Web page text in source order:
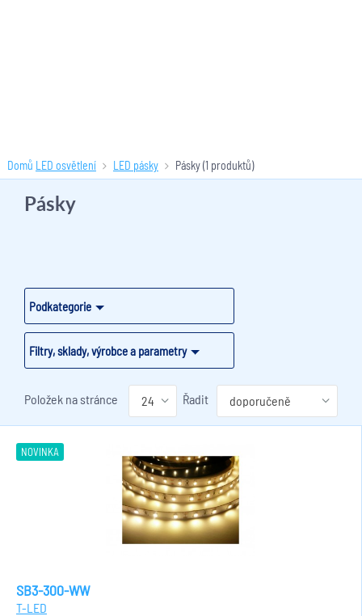
Domů LED osvětlení LED pásky Pásky(1 produktů)
Podkategorie
Filtry, sklady, výrobce a parametry
Pásky
Položek na stránce Řadit
NOVINKA
SB3-300-WW
T-LED